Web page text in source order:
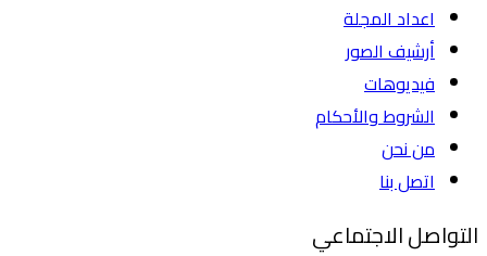
اعداد المجلة
أرشيف الصور
فيديوهات
الشروط والأحكام
من نحن
اتصل بنا
التواصل الاجتماعي